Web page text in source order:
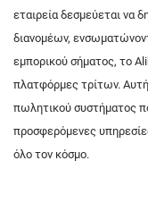
εταιρεία δεσμεύεται να
διανομέων,
εμπορικού σήματος, το
πλατφόρμες τρίτων.
πωλητικού συστήματος
προσφερόμενες
όλο τον κόσμο.